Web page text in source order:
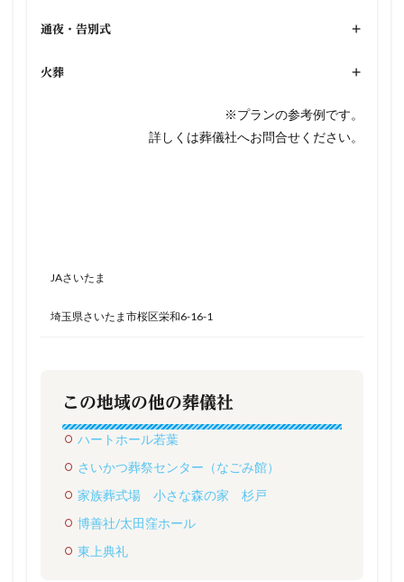
通夜・告別式 +
火葬 +
※プランの参考例です。
詳しくは葬儀社へお問合せください。
JAさいたま
埼玉県さいたま市桜区栄和6-16-1
この地域の他の葬儀社
ハートホール若葉
さいかつ葬祭センター（なごみ館）
家族葬式場 小さな森の家 杉戸
博善社/太田窪ホール
東上典礼